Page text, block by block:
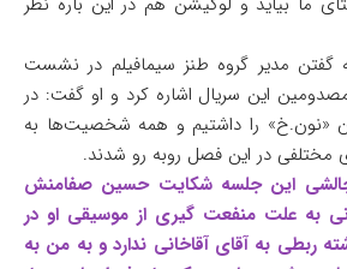
گفتن مدیر گروه طنز سیمافیلم در نشست
این سریال اشاره کرد و او گفت: در
«نون.خ» را داشتیم و همه شخصیت‌ها به
مختلفی در این فصل روبه رو شدند.
چالشی این جلسه شکایت حسین صفامنش
به علت منفعت گیری از موسیقی او در
ربطی به آقای آقاخانی ندارد و به من به